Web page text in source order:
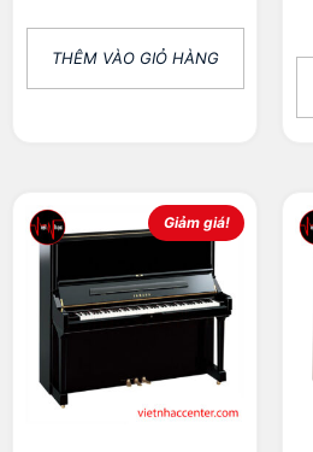
THÊM VÀO GIỎ HÀNG
Giảm giá!